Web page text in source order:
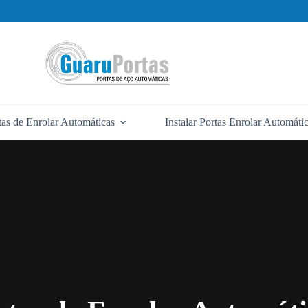
de Enrolar Automáticas Instalar Portas Enrolar